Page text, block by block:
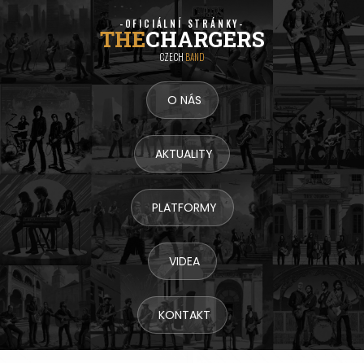
-OFICIÁLNÍ STRÁNKY-
THECHARGERS
CZECH BAND
O NÁS
AKTUALITY
PLATFORMY
VIDEA
KONTAKT